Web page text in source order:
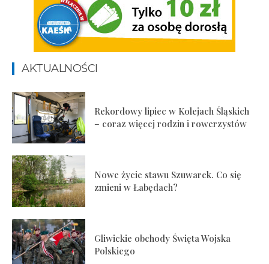
AKTUALNOŚCI
Rekordowy lipiec w Kolejach Śląskich
– coraz więcej rodzin i rowerzystów
Nowe życie stawu Szuwarek. Co się
zmieni w Łabędach?
Gliwickie obchody Święta Wojska
Polskiego